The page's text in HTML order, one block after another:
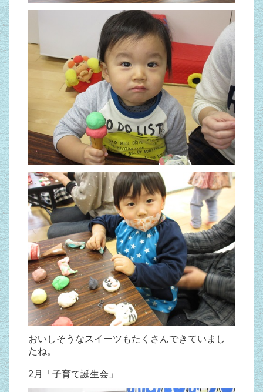
おいしそうなスイーツもたくさんできていまし
たね。
2月「子育て誕生会」